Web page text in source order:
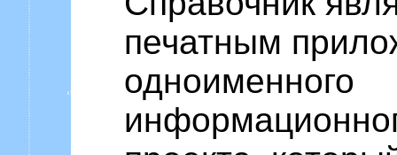
печатным
одноименного